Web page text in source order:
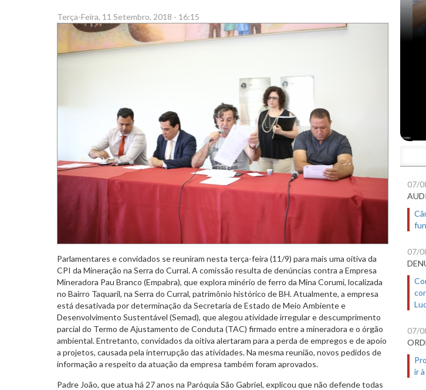
Terça-Feira, 11 Setembro, 2018 - 16:15
Parlamentares e convidados se reuniram nesta terça-feira (11/9) para mais uma oitiva da
CPI da Mineração na Serra do Curral. A comissão resulta de denúncias contra a Empresa
Mineradora Pau Branco (Empabra), que explora minério de ferro da Mina Corumi, localizada
no Bairro Taquaril, na Serra do Curral, patrimônio histórico de BH. Atualmente, a empresa
está desativada por determinação da Secretaria de Estado de Meio Ambiente e
Desenvolvimento Sustentável (Semad), que alegou atividade irregular e descumprimento
parcial do Termo de Ajustamento de Conduta (TAC) firmado entre a mineradora e o órgão
ambiental. Entretanto, convidados da oitiva alertaram para a perda de empregos e de apoio
a projetos, causada pela interrupção das atividades. Na mesma reunião, novos pedidos de
informação a respeito da atuação da empresa também foram aprovados.
Padre João, que atua há 27 anos na Paróquia São Gabriel, explicou que não defende todas
07/
07/
07/
ir